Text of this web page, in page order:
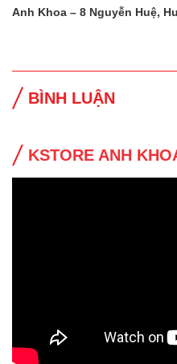
Anh Khoa – 8 Nguyễn Huệ,
BÌNH LUẬN
KSTORE ANH